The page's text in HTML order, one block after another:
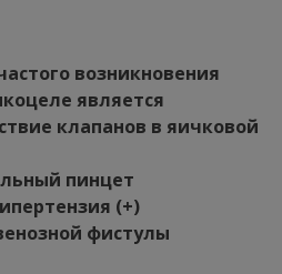
возникновения
является
клапанов в яичковой
пинцет
(+)
фистулы